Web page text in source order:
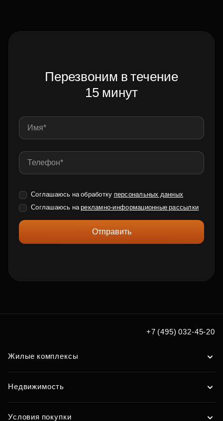
Перезвоним в течение
15 минут
Соглашаюсь на обработку персональных данных
Соглашаюсь нарекламно-информационные рассылки
Отправить
+7 (495) 032-45-20
Жилые комплексы
Недвижимость
Условия покупки